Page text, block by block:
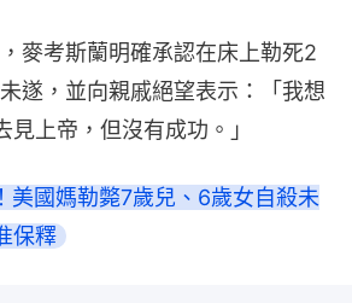
麥考斯蘭明確承認在床上勒死2
遂，並向親戚絕望表示：「我想
上帝，但沒有成功。」
美國媽勒斃7歲兒、6歲女自殺未
保釋